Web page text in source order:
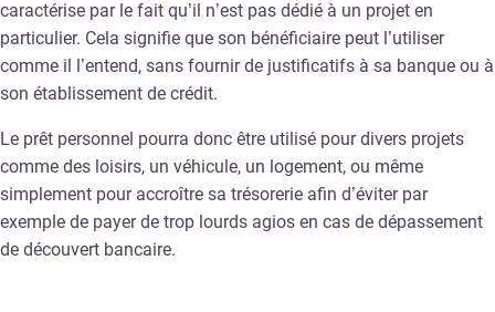
caractérise par le fait qu’il n’est pas dédié à un projet en
particulier. Cela signifie que son bénéficiaire peut l’utiliser
comme il l’entend, sans fournir de justificatifs à sa banque ou à
son établissement de crédit.
Le prêt personnel pourra donc être utilisé pour divers projets
comme des loisirs, un véhicule, un logement, ou même
simplement pour accroître sa trésorerie afin d’éviter par
exemple de payer de trop lourds agios en cas de dépassement
de découvert bancaire.